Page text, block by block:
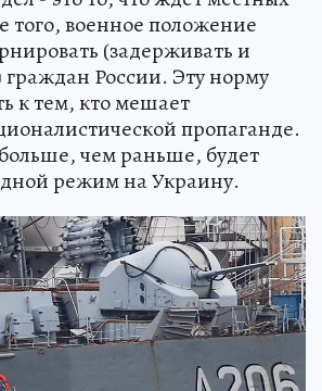
военное положение
(задерживать и
граждан России. Эту норму
к тем, кто мешает
пропаганде.
чем раньше, будет
режим на Украину.